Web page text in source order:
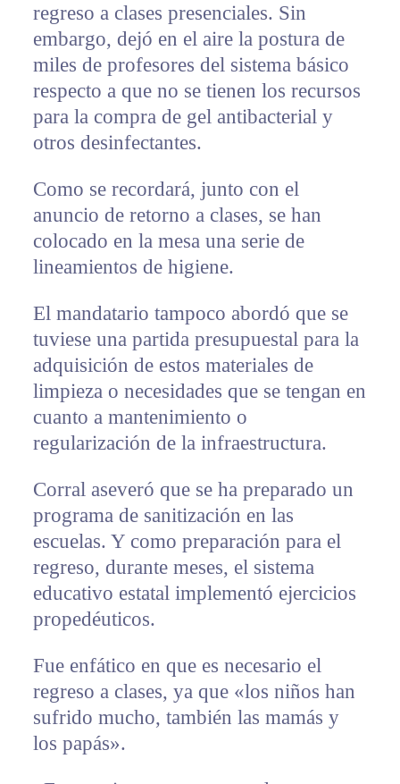
regreso a clases presenciales. Sin
embargo, dejó en el aire la postura de
miles de profesores del sistema básico
respecto a que no se tienen los recursos
para la compra de gel antibacterial y
otros desinfectantes.
Como se recordará, junto con el
anuncio de retorno a clases, se han
colocado en la mesa una serie de
lineamientos de higiene.
El mandatario tampoco abordó que se
tuviese una partida presupuestal para la
adquisición de estos materiales de
limpieza o necesidades que se tengan en
cuanto a mantenimiento o
regularización de la infraestructura.
Corral aseveró que se ha preparado un
programa de sanitización en las
escuelas. Y como preparación para el
regreso, durante meses, el sistema
educativo estatal implementó ejercicios
propedéuticos.
Fue enfático en que es necesario el
regreso a clases, ya que «los niños han
sufrido mucho, también las mamás y
los papás».